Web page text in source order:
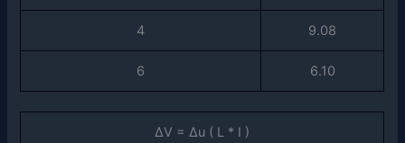
4 9.08
6 6.10
ΔV = Δu ( L * I )